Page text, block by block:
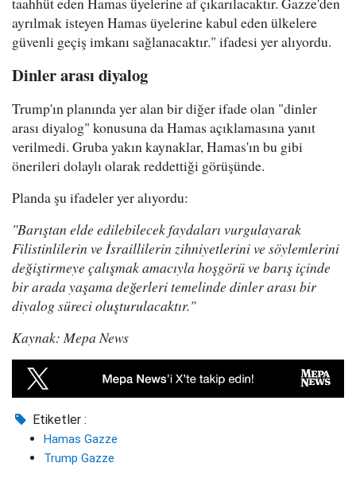
ayrılmak isteyen Hamas üyelerine kabul eden ülkelere
güvenli geçiş imkanı sağlanacaktır." ifadesi yer alıyordu.
Dinler arası diyalog
Trump'ın planında yer alan bir diğer ifade olan "dinler
arası diyalog" konusuna da Hamas açıklamasına yanıt
verilmedi. Gruba yakın kaynaklar, Hamas'ın bu gibi
önerileri dolaylı olarak reddettiği görüşünde.
Planda şu ifadeler yer alıyordu:
"Barıştan elde edilebilecek faydaları vurgulayarak
Filistinlilerin ve İsraillilerin zihniyetlerini ve söylemlerini
değiştirmeye çalışmak amacıyla hoşgörü ve barış içinde
bir arada yaşama değerleri temelinde dinler arası bir
diyalog süreci oluşturulacaktır."
Kaynak: Mepa News
Etiketler :
Hamas Gazze
Trump Gazze